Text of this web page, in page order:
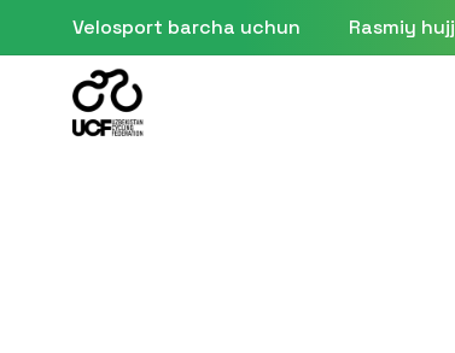
Velosport barcha uchun Rasmiy